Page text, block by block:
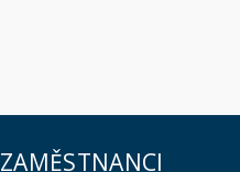
ZAMĚSTNANCI